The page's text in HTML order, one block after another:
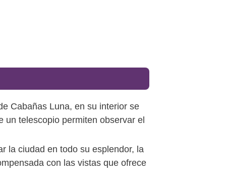
Cabañas Luna, en su interior se
telescopio permiten observar el
la ciudad en todo su esplendor, la
con las vistas que ofrece